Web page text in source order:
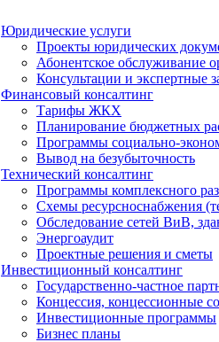
Юридические услуги
Проекты юридических
Абонентское обслуживание
Консультации и экспертные
Финансовый консалтинг
Тарифы ЖКХ
Планирование бюджетных
Программы социально-
Вывод на безубыточность
Технический консалтинг
Программы комплексного
Схемы ресурсноснабжения
Обследование сетей ВиВ,
Энергоаудит
Проектные решения и сметы
Инвестиционный консалтинг
Государственно-частное
Концессия, концессионные
Инвестиционные программы
Бизнес планы